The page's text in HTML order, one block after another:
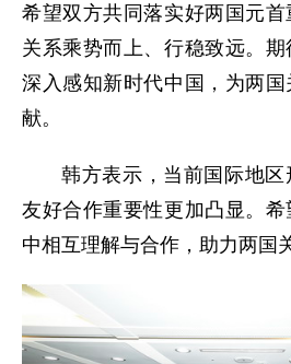
希望双方共同落实好两国元
关系乘势而上、行稳致远。
深入感知新时代中国，为两
献。
韩方表示，当前国际地
友好合作重要性更加凸显。
中相互理解与合作，助力两国